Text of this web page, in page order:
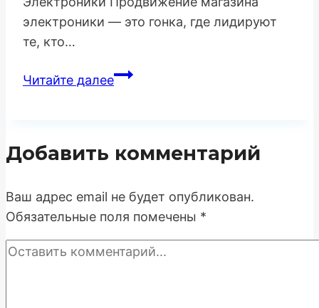
электроники — это гонка, где лидируют
те, кто…
Читайте далееПродвижение
Стратегия
SEO
и
Добавить комментарий
Ваш адрес email не будет опубликован.
Обязательные поля помечены *